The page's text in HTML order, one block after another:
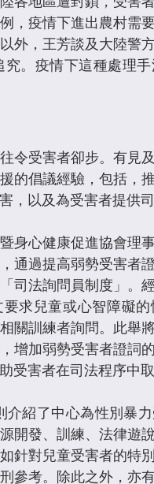
，疫情下進出農村需
外，王芳談及大陸警
。疫情下這種處理
令受害者卻步。有見
的倡議經驗，包括，
，以及為受害者提供司
身心健康促進協會理
通過提高弱勢受害者
司法詢問員制度」。
求兒童或心智障礙
關訓練者詢問。此舉
增加弱勢受害者證詞
受害者在司法程序中取
介紹了中心為性別暴
開發、訓練、法律遊
針對兒童受害者的特
參考。除此之外，亦